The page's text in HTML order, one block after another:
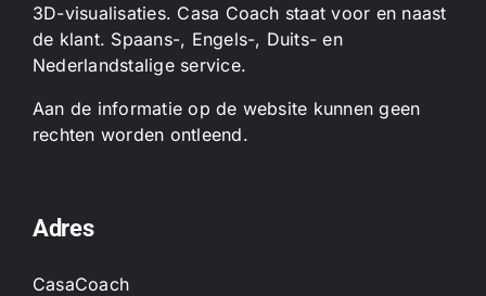
3D-visualisaties. Casa Coach staat voor en naast
de klant. Spaans-, Engels-, Duits- en
Nederlandstalige service.
Aan de informatie op de website kunnen geen
rechten worden ontleend.
Adres
CasaCoach